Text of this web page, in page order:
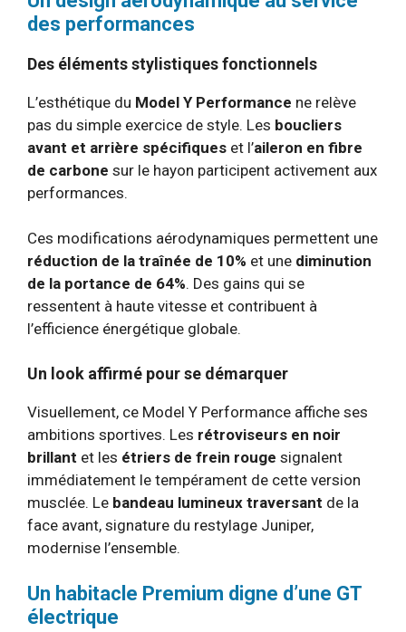
des performances
Des éléments stylistiques fonctionnels
L’esthétique du Model Y Performance ne relève
pas du simple exercice de style. Les boucliers
avant et arrière spécifiques et l’aileron en fibre
de carbone sur le hayon participent activement aux
performances.
Ces modifications aérodynamiques permettent une
réduction de la traînée de 10% et une diminution
de la portance de 64%. Des gains qui se
ressentent à haute vitesse et contribuent à
l’efficience énergétique globale.
Un look affirmé pour se démarquer
Visuellement, ce Model Y Performance affiche ses
ambitions sportives. Les rétroviseurs en noir
brillant et les étriers de frein rouge signalent
immédiatement le tempérament de cette version
musclée. Le bandeau lumineux traversant de la
face avant, signature du restylage Juniper,
modernise l’ensemble.
Un habitacle Premium digne d’une GT
électrique